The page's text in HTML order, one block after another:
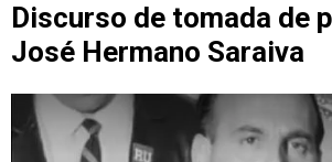
Discurso de tomada de
José Hermano Saraiva